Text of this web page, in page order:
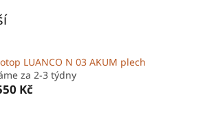
LUANCO N 03 AKUM plech
za 2-3 týdny
Kč